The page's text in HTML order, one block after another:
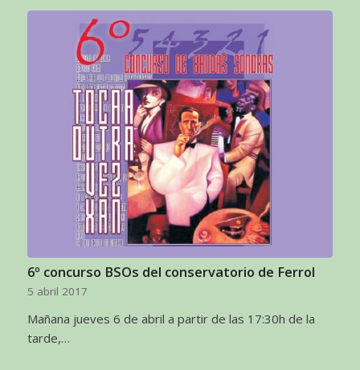
6º concurso BSOs del conservatorio de Ferrol
5 abril 2017
Mañana jueves 6 de abril a partir de las 17:30h de la
tarde,…